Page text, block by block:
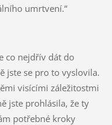
umrtvení.“
co nejdřív dát do
jste se pro to vyslovila.
visícími záležitostmi
jste prohlásila, že ty
potřebné kroky